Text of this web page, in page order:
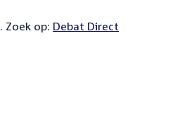
Zoek op: Debat Direct